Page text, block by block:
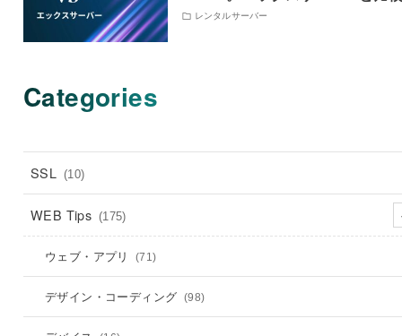
レンタルサーバー
Categories
SSL (10)
WEB Tips (175)
ウェブ・アプリ (71)
デザイン・コーディング (98)